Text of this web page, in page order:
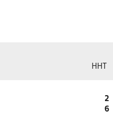
HHT
2
6